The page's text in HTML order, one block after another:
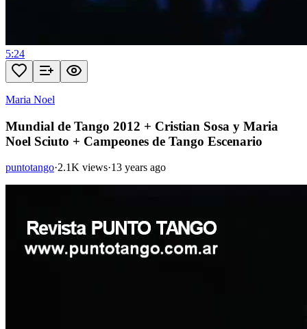
5:24
Maria Noel
Mundial de Tango 2012 + Cristian Sosa y Maria
Noel Sciuto + Campeones de Tango Escenario
puntotango·2.1K views·13 years ago